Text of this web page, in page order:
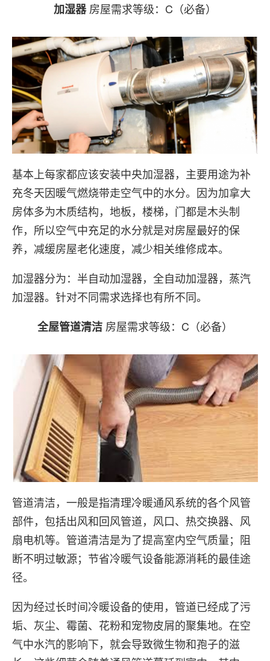
加湿器房屋需求等级：C（必备）
基本上每家都应该安装中央加湿器，主要用途为补
充冬天因暖气燃烧带走空气中的水分。因为加拿大
房体多为木质结构，地板，楼梯，门都是木头制
作，所以空气中充足的水分就是对房屋最好的保
养，减缓房屋老化速度，减少相关维修成本。
加湿器分为：半自动加湿器，全自动加湿器，蒸汽
加湿器。针对不同需求选择也有所不同。
全屋管道清洁 房屋需求等级：C（必备）
管道清洁，一般是指清理冷暖通风系统的各个风管
部件，包括出风和回风管道，风口、热交换器、风
扇电机等。管道清洁是为了提高室内空气质量；阻
断不明过敏源；节省冷暖气设备能源消耗的最佳途
径。
因为经过长时间冷暖设备的使用，管道已经成了污
垢、灰尘、霉菌、花粉和宠物皮屑的聚集地。在空
气中水汽的影响下，就会导致微生物和孢子的滋